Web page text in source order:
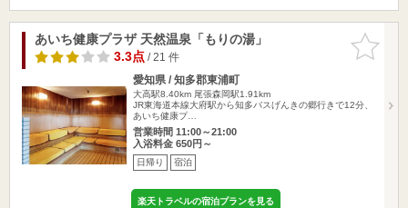
お気に入
りに追加
あいち健康プラザ 天然温泉「もりの湯」
3.3点/ 21 件
愛知県 / 知多郡東浦町
大高駅8.40km 尾張森岡駅1.91km
JR東海道本線大府駅から知多バスげんきの郷行きで12分、
あいち健康プ…
営業時間 11:00～21:00
入浴料金 650円～
日帰り 宿泊
楽天トラベルの宿泊プランを見る